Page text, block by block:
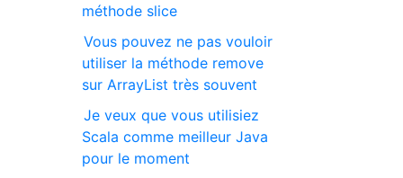
méthode slice
Vous pouvez ne pas vouloir
utiliser la méthode remove
sur ArrayList très souvent
Je veux que vous utilisiez
Scala comme meilleur Java
pour le moment